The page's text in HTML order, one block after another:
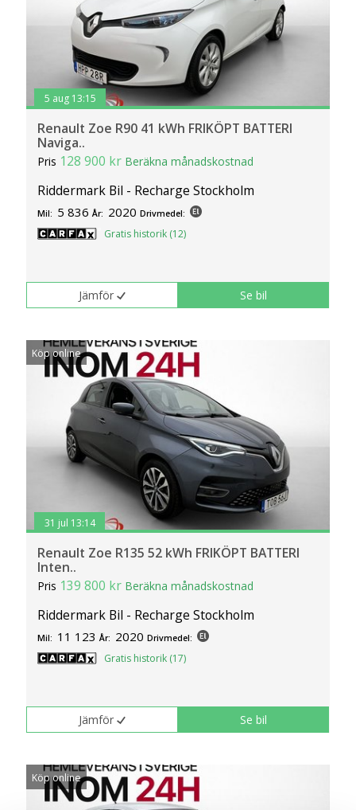
5 aug 13:15
Renault Zoe R90 41 kWh FRIKÖPT BATTERI
Naviga..
Pris 128 900 kr Beräkna månadskostnad
Riddermark Bil - Recharge Stockholm
Mil: 5 836 År: 2020 Drivmedel:
Gratis historik (12)
Jämför Se bil
Köp online
31 jul 13:14
Renault Zoe R135 52 kWh FRIKÖPT BATTERI
Inten..
Pris 139 800 kr Beräkna månadskostnad
Riddermark Bil - Recharge Stockholm
Mil: 11 123 År: 2020 Drivmedel:
Gratis historik (17)
Jämför Se bil
Köp online